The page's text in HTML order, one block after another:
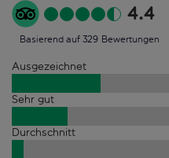
4.4
Basierend auf 329 Bewertungen
Ausgezeichnet
Sehr gut
Durchschnitt